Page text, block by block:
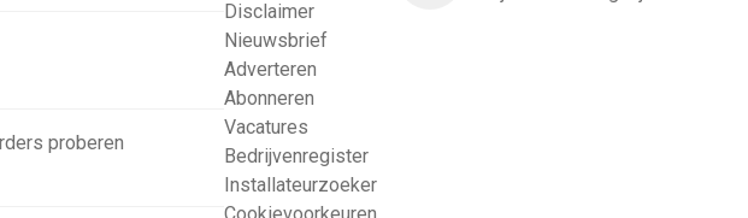
proberen
Disclaimer
Nieuwsbrief
Adverteren
Abonneren
Vacatures
Bedrijvenregister
Installateurzoeker